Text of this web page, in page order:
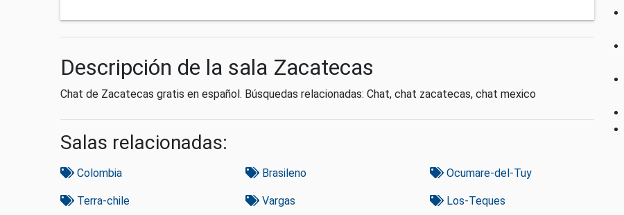
Descripción de la sala Zacatecas
Chat de Zacatecas gratis en español. Búsquedas relacionadas: Chat, chat zacatecas, chat mexico
Salas relacionadas:
Colombia Brasileno Ocumare-del-Tuy
Terra-chile Vargas Los-Teques